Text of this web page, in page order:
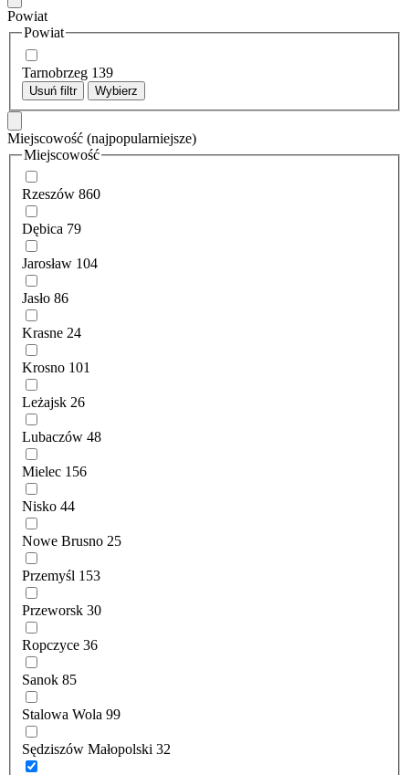
Powiat
Powiat
Tarnobrzeg 139
Usuń filtr Wybierz
Miejscowość (najpopularniejsze)
Miejscowość
Rzeszów 860
Dębica 79
Jarosław 104
Jasło 86
Krasne 24
Krosno 101
Leżajsk 26
Lubaczów 48
Mielec 156
Nisko 44
Nowe Brusno 25
Przemyśl 153
Przeworsk 30
Ropczyce 36
Sanok 85
Stalowa Wola 99
Sędziszów Małopolski 32